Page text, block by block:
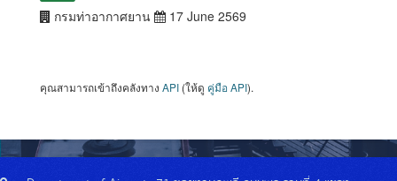
กรมท่าอากาศยาน 17 June 2569
คุณสามารถเข้าถึงคลังทาง API (ให้ดู คู่มือ API).